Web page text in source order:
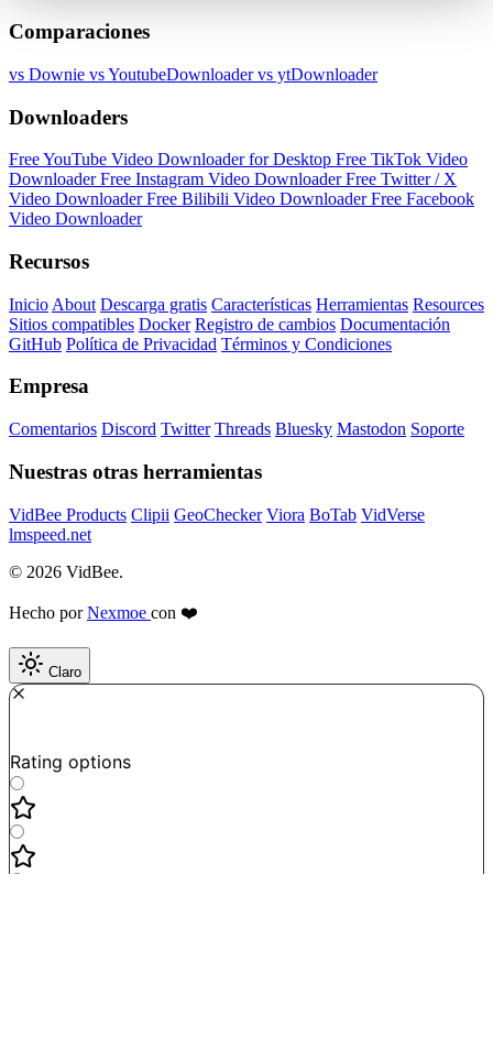
Comparaciones
vs Downie vs YoutubeDownloadervs ytDownloader
Downloaders
Free YouTube Video Downloader for Desktop Free TikTok Video
DownloaderFree Instagram Video DownloaderFree Twitter / X
Video DownloaderFree Bilibili Video DownloaderFree Facebook
Video Downloader
Recursos
Inicio About Descarga gratis Características Herramientas Resources
Sitios compatibles Docker Registro de cambios Documentación
GitHub Política de Privacidad Términos y Condiciones
Empresa
Comentarios Discord Twitter Threads Bluesky Mastodon Soporte
Nuestras otras herramientas
VidBee Products Clipii GeoChecker Viora BoTab VidVerse
lmspeed.net
© 2026 VidBee.
Hecho porNexmoe con ❤️
Claro
Rating options